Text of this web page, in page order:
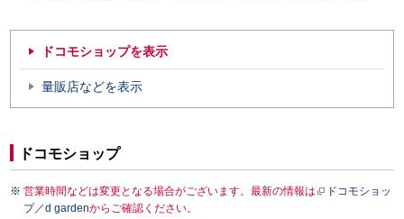
ドコモショップを表示
量販店などを表示
ドコモショップ
営業時間などは変更となる場合がございます。最新の情報は
ドコモショッ
プ／d gardenからご確認ください。